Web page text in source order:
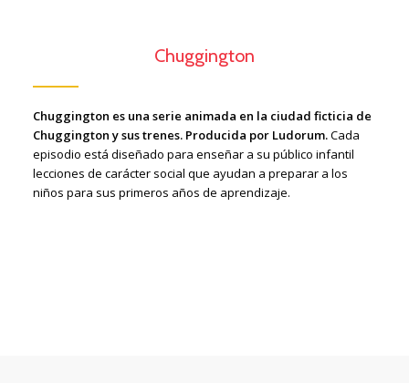
Chuggington
Chuggington es una serie animada en la ciudad ficticia de
Chuggington y sus trenes. Producida por Ludorum.Cada
episodio está diseñado para enseñar a su público infantil
lecciones de carácter social que ayudan a preparar a los
niños para sus primeros años de aprendizaje.